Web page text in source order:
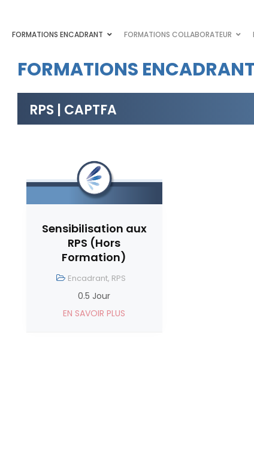
FORMATIONS ENCADRANT FORMATIONS COLLABORATEUR
FORMATIONS ENCADRANT
RPS | CAPTFA
Sensibilisation aux
RPS (Hors
Formation)
Encadrant, RPS
0.5 Jour
EN SAVOIR PLUS